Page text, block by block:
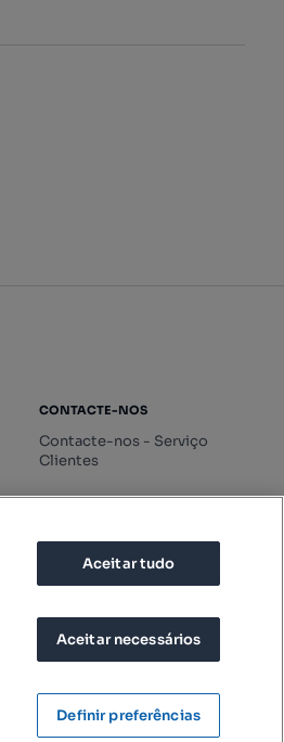
CONTACTE-NOS
Contacte-nos - Serviço
Clientes
Aceitar tudo
Aceitar necessários
Definir preferências